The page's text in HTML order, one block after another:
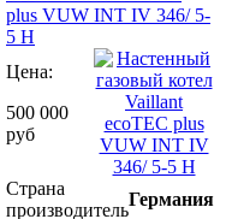
plus VUW INT IV 346/ 5-
5 H
Цена:
500 000
руб
Страна
производитель
Германия